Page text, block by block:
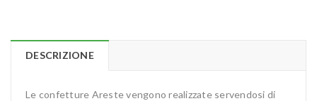
DESCRIZIONE
Le confetture Areste vengono realizzate servendosi di